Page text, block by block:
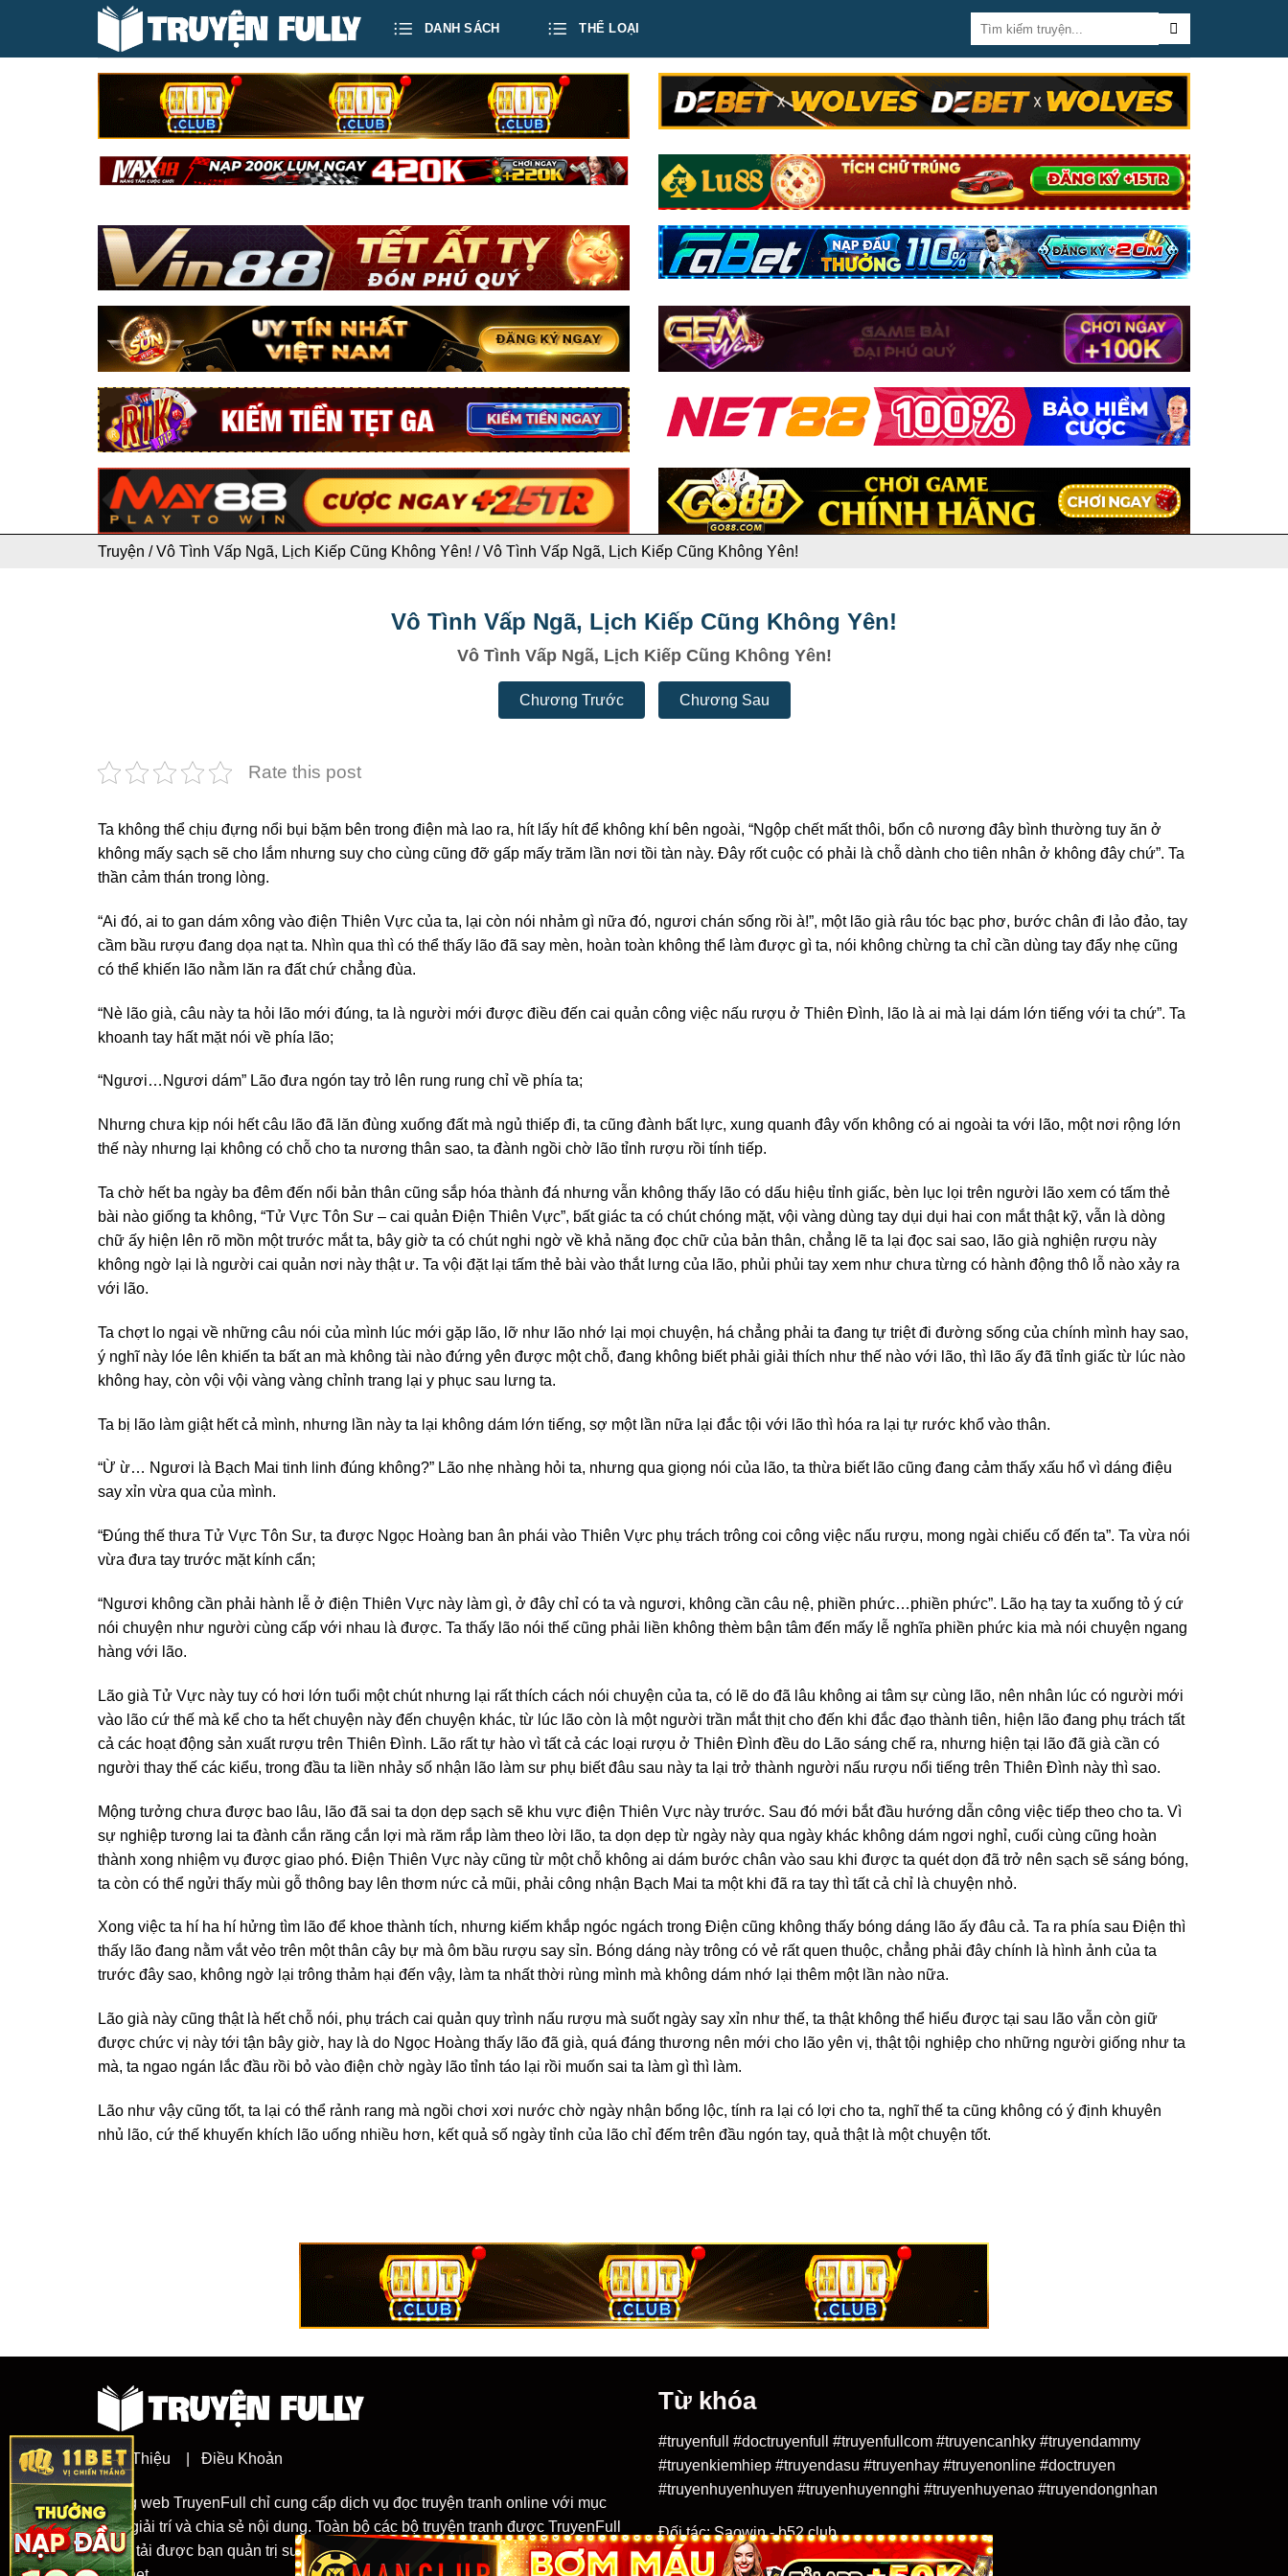
DANH SÁCH THỂ LOẠI
Truyện /Vô Tình Vấp Ngã, Lịch Kiếp Cũng Không Yên! /Vô Tình Vấp Ngã, Lịch Kiếp Cũng Không Yên!
Vô Tình Vấp Ngã, Lịch Kiếp Cũng Không Yên!
Vô Tình Vấp Ngã, Lịch Kiếp Cũng Không Yên!
Chương Trước Chương Sau
Rate this post
Ta không thể chịu đựng nổi bụi bặm bên trong điện mà lao ra, hít lấy hít để không khí bên ngoài, “Ngộp chết mất thôi, bổn cô nương đây bình thường tuy ăn ở
không mấy sạch sẽ cho lắm nhưng suy cho cùng cũng đỡ gấp mấy trăm lần nơi tồi tàn này. Đây rốt cuộc có phải là chỗ dành cho tiên nhân ở không đây chứ”. Ta
thần cảm thán trong lòng.
“Ai đó, ai to gan dám xông vào điện Thiên Vực của ta, lại còn nói nhảm gì nữa đó, ngươi chán sống rồi à!”, một lão già râu tóc bạc phơ, bước chân đi lảo đảo, tay
cầm bầu rượu đang dọa nạt ta. Nhìn qua thì có thể thấy lão đã say mèn, hoàn toàn không thể làm được gì ta, nói không chừng ta chỉ cần dùng tay đẩy nhẹ cũng
có thể khiến lão nằm lăn ra đất chứ chẳng đùa.
“Nè lão già, câu này ta hỏi lão mới đúng, ta là người mới được điều đến cai quản công việc nấu rượu ở Thiên Đình, lão là ai mà lại dám lớn tiếng với ta chứ”. Ta
khoanh tay hất mặt nói về phía lão;
“Ngươi…Ngươi dám” Lão đưa ngón tay trỏ lên rung rung chỉ về phía ta;
Nhưng chưa kịp nói hết câu lão đã lăn đùng xuống đất mà ngủ thiếp đi, ta cũng đành bất lực, xung quanh đây vốn không có ai ngoài ta với lão, một nơi rộng lớn
thế này nhưng lại không có chỗ cho ta nương thân sao, ta đành ngồi chờ lão tỉnh rượu rồi tính tiếp.
Ta chờ hết ba ngày ba đêm đến nổi bản thân cũng sắp hóa thành đá nhưng vẫn không thấy lão có dấu hiệu tỉnh giấc, bèn lục lọi trên người lão xem có tấm thẻ
bài nào giống ta không, “Tử Vực Tôn Sư – cai quản Điện Thiên Vực”, bất giác ta có chút chóng mặt, vội vàng dùng tay dụi dụi hai con mắt thật kỹ, vẫn là dòng
chữ ấy hiện lên rõ mồn một trước mắt ta, bây giờ ta có chút nghi ngờ về khả năng đọc chữ của bản thân, chẳng lẽ ta lại đọc sai sao, lão già nghiện rượu này
không ngờ lại là người cai quản nơi này thật ư. Ta vội đặt lại tấm thẻ bài vào thắt lưng của lão, phủi phủi tay xem như chưa từng có hành động thô lỗ nào xảy ra
với lão.
Ta chợt lo ngại về những câu nói của mình lúc mới gặp lão, lỡ như lão nhớ lại mọi chuyện, há chẳng phải ta đang tự triệt đi đường sống của chính mình hay sao,
ý nghĩ này lóe lên khiến ta bất an mà không tài nào đứng yên được một chỗ, đang không biết phải giải thích như thế nào với lão, thì lão ấy đã tỉnh giấc từ lúc nào
không hay, còn vội vội vàng vàng chỉnh trang lại y phục sau lưng ta.
Ta bị lão làm giật hết cả mình, nhưng lần này ta lại không dám lớn tiếng, sợ một lần nữa lại đắc tội với lão thì hóa ra lại tự rước khổ vào thân.
“Ừ ừ… Ngươi là Bạch Mai tinh linh đúng không?” Lão nhẹ nhàng hỏi ta, nhưng qua giọng nói của lão, ta thừa biết lão cũng đang cảm thấy xấu hổ vì dáng điệu
say xỉn vừa qua của mình.
“Đúng thế thưa Tử Vực Tôn Sư, ta được Ngọc Hoàng ban ân phái vào Thiên Vực phụ trách trông coi công việc nấu rượu, mong ngài chiếu cố đến ta”. Ta vừa nói
vừa đưa tay trước mặt kính cẩn;
“Ngươi không cần phải hành lễ ở điện Thiên Vực này làm gì, ở đây chỉ có ta và ngươi, không cần câu nệ, phiền phức…phiền phức”. Lão hạ tay ta xuống tỏ ý cứ
nói chuyện như người cùng cấp với nhau là được. Ta thấy lão nói thế cũng phải liền không thèm bận tâm đến mấy lễ nghĩa phiền phức kia mà nói chuyện ngang
hàng với lão.
Lão già Tử Vực này tuy có hơi lớn tuổi một chút nhưng lại rất thích cách nói chuyện của ta, có lẽ do đã lâu không ai tâm sự cùng lão, nên nhân lúc có người mới
vào lão cứ thế mà kể cho ta hết chuyện này đến chuyện khác, từ lúc lão còn là một người trần mắt thịt cho đến khi đắc đạo thành tiên, hiện lão đang phụ trách tất
cả các hoạt động sản xuất rượu trên Thiên Đình. Lão rất tự hào vì tất cả các loại rượu ở Thiên Đình đều do Lão sáng chế ra, nhưng hiện tại lão đã già cần có
người thay thế các kiểu, trong đầu ta liền nhảy số nhận lão làm sư phụ biết đâu sau này ta lại trở thành người nấu rượu nổi tiếng trên Thiên Đình này thì sao.
Mộng tưởng chưa được bao lâu, lão đã sai ta dọn dẹp sạch sẽ khu vực điện Thiên Vực này trước. Sau đó mới bắt đầu hướng dẫn công việc tiếp theo cho ta. Vì
sự nghiệp tương lai ta đành cắn răng cắn lợi mà răm rắp làm theo lời lão, ta dọn dẹp từ ngày này qua ngày khác không dám ngơi nghỉ, cuối cùng cũng hoàn
thành xong nhiệm vụ được giao phó. Điện Thiên Vực này cũng từ một chỗ không ai dám bước chân vào sau khi được ta quét dọn đã trở nên sạch sẽ sáng bóng,
ta còn có thể ngửi thấy mùi gỗ thông bay lên thơm nức cả mũi, phải công nhận Bạch Mai ta một khi đã ra tay thì tất cả chỉ là chuyện nhỏ.
Xong việc ta hí ha hí hửng tìm lão để khoe thành tích, nhưng kiếm khắp ngóc ngách trong Điện cũng không thấy bóng dáng lão ấy đâu cả. Ta ra phía sau Điện thì
thấy lão đang nằm vắt vẻo trên một thân cây bự mà ôm bầu rượu say sỉn. Bóng dáng này trông có vẻ rất quen thuộc, chẳng phải đây chính là hình ảnh của ta
trước đây sao, không ngờ lại trông thảm hại đến vậy, làm ta nhất thời rùng mình mà không dám nhớ lại thêm một lần nào nữa.
Lão già này cũng thật là hết chỗ nói, phụ trách cai quản quy trình nấu rượu mà suốt ngày say xỉn như thế, ta thật không thể hiểu được tại sau lão vẫn còn giữ
được chức vị này tới tận bây giờ, hay là do Ngọc Hoàng thấy lão đã già, quá đáng thương nên mới cho lão yên vị, thật tội nghiệp cho những người giống như ta
mà, ta ngao ngán lắc đầu rồi bỏ vào điện chờ ngày lão tỉnh táo lại rồi muốn sai ta làm gì thì làm.
Lão như vậy cũng tốt, ta lại có thể rảnh rang mà ngồi chơi xơi nước chờ ngày nhận bổng lộc, tính ra lại có lợi cho ta, nghĩ thế ta cũng không có ý định khuyên
nhủ lão, cứ thế khuyến khích lão uống nhiều hơn, kết quả số ngày tỉnh của lão chỉ đếm trên đầu ngón tay, quả thật là một chuyện tốt.
Giới Thiệu Điều Khoản
Trang web TruyenFull chỉ cung cấp dịch vụ đọc truyện tranh online với mục
đích giải trí và chia sẻ nội dung. Toàn bộ các bộ truyện tranh được TruyenFull
đăng tải được bạn quản trị sưu tầm từ nhiều nguồn khác nhau trên mạng
Từ khóa
#truyenfull #doctruyenfull #truyenfullcom #truyencanhky #truyendammy
#truyenkiemhiep #truyendasu #truyenhay #truyenonline #doctruyen
#truyenhuyenhuyen #truyenhuyennghi #truyenhuyenao #truyendongnhan
Đối tác:Saowin-b52 club